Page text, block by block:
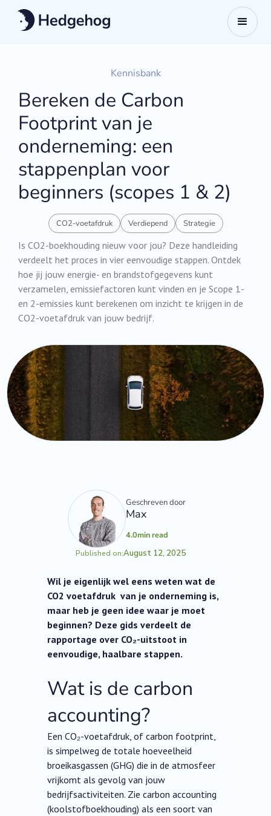
Kennisbank
Bereken de Carbon
Footprint van je
onderneming: een
stappenplan voor
beginners (scopes 1 & 2)
CO2-voetafdruk Verdiepend Strategie
Is CO2-boekhouding nieuw voor jou? Deze handleiding
verdeelt het proces in vier eenvoudige stappen. Ontdek
hoe jij jouw energie- en brandstofgegevens kunt
verzamelen, emissiefactoren kunt vinden en je Scope 1-
en 2-emissies kunt berekenen om inzicht te krijgen in de
CO2-voetafdruk van jouw bedrijf.
Geschreven door
Max
4.0min read
Published on:August 12, 2025
Wil je eigenlijk wel eens weten wat de
CO2 voetafdruk van je onderneming is,
maar heb je geen idee waar je moet
beginnen? Deze gids verdeelt de
rapportage over CO₂-uitstoot in
eenvoudige, haalbare stappen.
Wat is de carbon
accounting?
Een CO₂-voetafdruk, of carbon footprint,
is simpelweg de totale hoeveelheid
broeikasgassen (GHG) die in de atmosfeer
vrijkomt als gevolg van jouw
bedrijfsactiviteiten. Zie carbon accounting
(koolstofboekhouding) als een soort van